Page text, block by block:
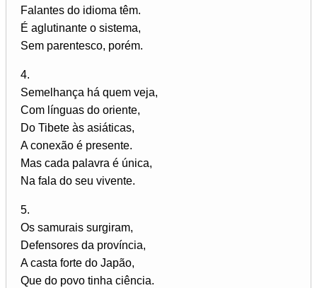
Falantes do idioma têm.
É aglutinante o sistema,
Sem parentesco, porém.
4.
Semelhança há quem veja,
Com línguas do oriente,
Do Tibete às asiáticas,
A conexão é presente.
Mas cada palavra é única,
Na fala do seu vivente.
5.
Os samurais surgiram,
Defensores da província,
A casta forte do Japão,
Que do povo tinha ciência.